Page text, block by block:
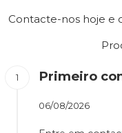
Contacte-nos hoje e
Primeiro
06/08/2026